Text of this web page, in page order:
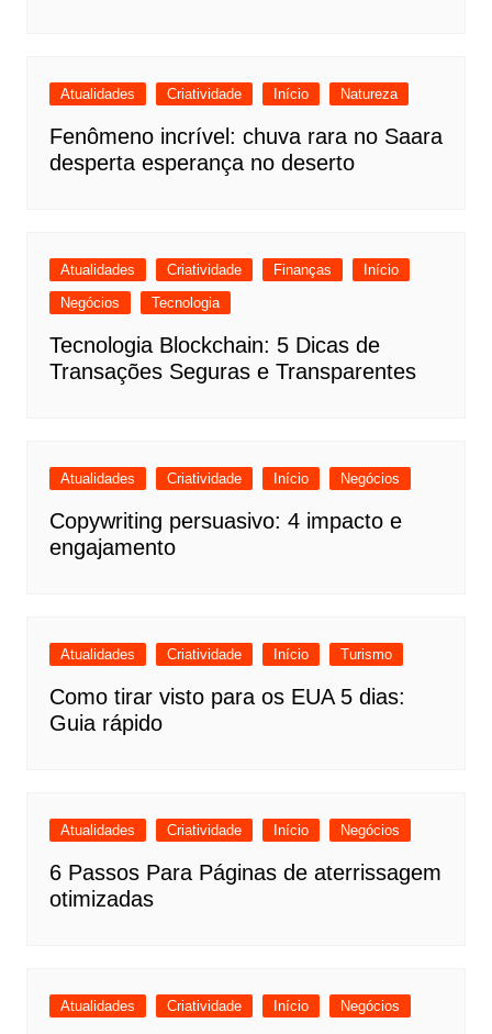
Atualidades Criatividade Início Natureza
Fenômeno incrível: chuva rara no Saara
desperta esperança no deserto
Atualidades Criatividade Finanças
Início
Negócios
Tecnologia
Tecnologia Blockchain: 5 Dicas de
Transações Seguras e Transparentes
Atualidades Criatividade Início Negócios
Copywriting persuasivo: 4 impacto e
engajamento
Atualidades Criatividade Início Turismo
Como tirar visto para os EUA 5 dias:
Guia rápido
Atualidades Criatividade Início Negócios
6 Passos Para Páginas de aterrissagem
otimizadas
Atualidades Criatividade Início Negócios